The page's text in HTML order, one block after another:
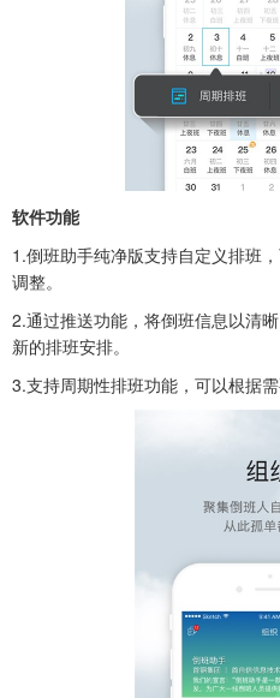
软件功能
1.倒班助手纯净版支持自定义排班
调整。
2.通过推送功能，将倒班信息以清
新的排班安排。
3.支持周期性排班功能，可以根据